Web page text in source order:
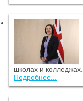
школах и колледжах...
Подробнее...